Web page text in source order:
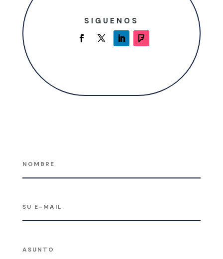
SIGUENOS